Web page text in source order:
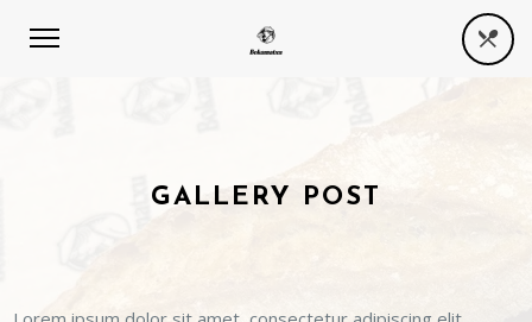
GALLERY POST